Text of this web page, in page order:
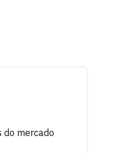
do mercado